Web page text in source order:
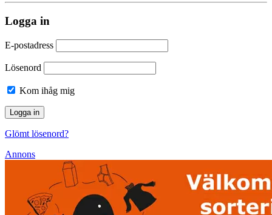
Logga in
E-postadress
Lösenord
Kom ihåg mig
Glömt lösenord?
Annons